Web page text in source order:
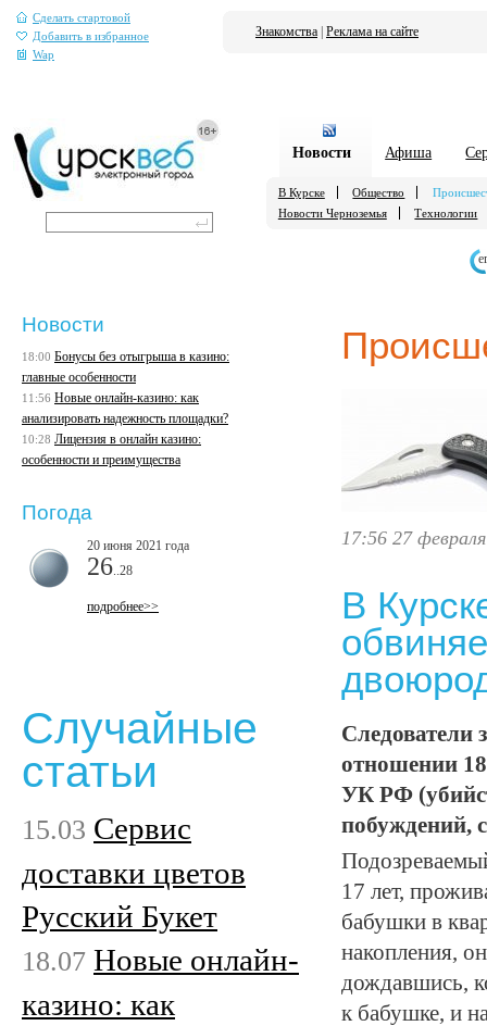
Сделать стартовой
Добавить в избранное
Wap
Знакомства Реклама на сайте
Новости Афиша
В Курске Общество
Новости Черноземья
Технологии
17:56 27
В
Следователи
отношении
УК РФ
побуждений,
17 лет,
бабушки в
накопления,
дождавшись,
к бабушке, и
Новости
18:00 Бонусы без отыгрыша в казино:
главные особенности
11:56 Новые онлайн-казино: как
анализировать надежность площадки?
10:28 Лицензия в онлайн казино:
особенности и преимущества
Погода
20 июня 2021 года
26 ..28
подробнее>>
Случайные
статьи
15.03 Сервис
доставки цветов
Русский Букет
18.07 Новые онлайн-
казино: как